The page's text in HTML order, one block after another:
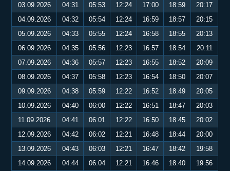
03.09.2026
04:31 05:53 12:24 17:00 18:59
20:17
04.09.2026
04:32 05:54 12:24 16:59 18:57
20:15
05.09.2026
04:33 05:55 12:24 16:58 18:55
20:13
06.09.2026
04:35 05:56 12:23 16:57 18:54
20:11
07.09.2026
04:36 05:57 12:23 16:55 18:52
20:09
08.09.2026
04:37 05:58 12:23 16:54 18:50
20:07
09.09.2026
04:38 05:59 12:22 16:52 18:49
20:05
10.09.2026
04:40 06:00 12:22 16:51 18:47
20:03
11.09.2026
04:41 06:01 12:22 16:50 18:45
20:02
12.09.2026
04:42 06:02 12:21 16:48 18:44
20:00
13.09.2026
04:43 06:03 12:21 16:47 18:42
19:58
14.09.2026
04:44 06:04 12:21 16:46 18:40
19:56